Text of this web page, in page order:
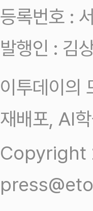
등록번호 :
발행인 : 김
이투데이의
재배포, AI
Copyright